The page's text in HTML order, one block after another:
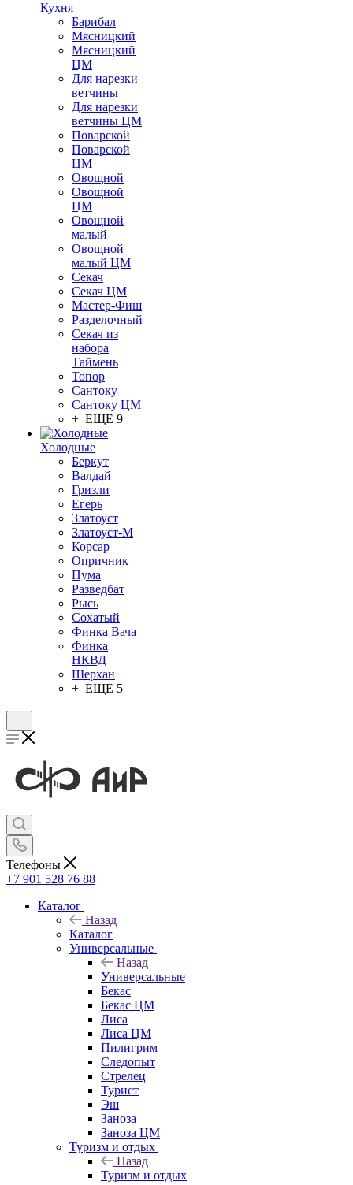
Кухня
Барибал
Мясницкий
Мясницкий
ЦМ
Для нарезки
ветчины
Для нарезки
ветчины ЦМ
Поварской
Поварской
ЦМ
Овощной
Овощной
ЦМ
Овощной
малый
Овощной
малый ЦМ
Секач
Секач ЦМ
Мастер-Фиш
Разделочный
Секач из
набора
Таймень
Топор
Сантоку
Сантоку ЦМ
+ ЕЩЕ 9
Холодные
Беркут
Валдай
Гризли
Егерь
Златоуст
Златоуст-М
Корсар
Опричник
Пума
Разведбат
Рысь
Сохатый
Финка Вача
Финка
НКВД
Шерхан
+ ЕЩЕ 5
Телефоны
+7 901 528 76 88
Каталог
Назад
Каталог
Универсальные
Назад
Универсальные
Бекас
Бекас ЦМ
Лиса
Лиса ЦМ
Пилигрим
Следопыт
Стрелец
Турист
Эш
Заноза
Заноза ЦМ
Туризм и отдых
Назад
Туризм и отдых